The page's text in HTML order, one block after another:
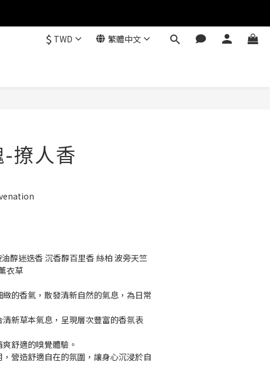
$ TWD 繁體中文
撩人香
醇迷迭香 沉香醇百里香 絲柏 波旁天竺
衣草
的香氣，散發清新自然的氣息，為日常
新草本氣息，呈現層次豐富的香氛表
舒適的嗅覺體驗。
營造舒適自在的氛圍，讓身心沉浸於自